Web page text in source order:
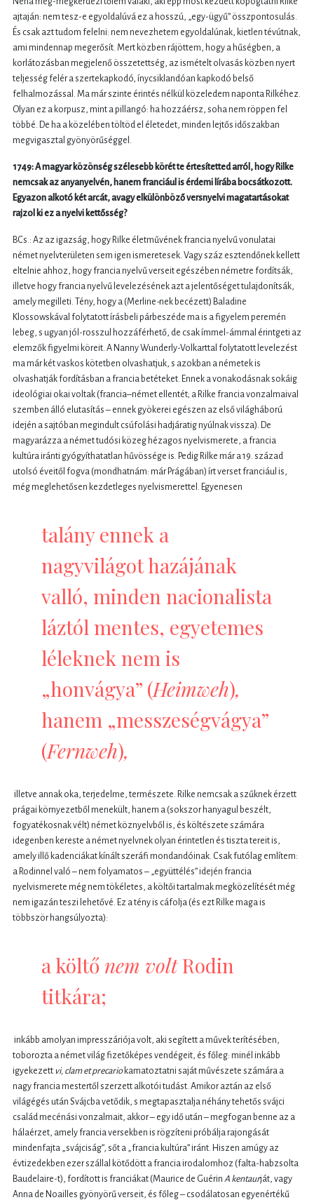
ajtaján: nem tesz-e egyoldalúvá ez a hosszú, „egy-ügyű” összpontosulás.
És csak azt tudom felelni: nem nevezhetem egyoldalúnak, kietlen tévútnak,
ami mindennap megerősít. Mert közben rájöttem, hogy a hűségben, a
korlátozásban megjelenő összetettség, az ismételt olvasás közben nyert
teljesség felér a szertekapkodó, ínycsiklandóan kapkodó belső
felhalmozással. Ma már szinte érintés nélkül közeledem naponta Rilkéhez.
Olyan ez a korpusz, mint a pillangó: ha hozzáérsz, soha nem röppen fel
többé. De ha a közelében töltöd el életedet, minden lejtős időszakban
megvigasztal gyönyörűséggel.
1749: A magyar közönség szélesebb körét te értesítetted arról, hogy Rilke
nemcsak az anyanyelvén, hanem franciául is érdemi lírába bocsátkozott.
Egyazon alkotó két arcát, avagy elkülönböző versnyelvi magatartásokat
rajzol ki ez a nyelvi kettősség?
BCs.: Az az igazság, hogy Rilke életművének francia nyelvű vonulatai
német nyelvterületen sem igen ismeretesek. Vagy száz esztendőnek kellett
eltelnie ahhoz, hogy francia nyelvű verseit egészében németre fordítsák,
illetve hogy francia nyelvű levelezésének azt a jelentőséget tulajdonítsák,
amely megilleti. Tény, hogy a (Merline-nek becézett) Baladine
Klossowskával folytatott írásbeli párbeszéde ma is a figyelem peremén
lebeg, s ugyan jól-rosszul hozzáférhető, de csak ímmel-ámmal érintgeti az
elemzők figyelmi köreit. A Nanny Wunderly-Volkarttal folytatott levelezést
ma már két vaskos kötetben olvashatjuk, s azokban a németek is
olvashatják fordításban a francia betéteket. Ennek a vonakodásnak sokáig
ideológiai okai voltak (francia–német ellentét; a Rilke francia vonzalmaival
szemben álló elutasítás – ennek gyökerei egészen az első világháború
idején a sajtóban megindult csúfolási hadjáratig nyúlnak vissza). De
magyarázza a német tudósi közeg hézagos nyelvismerete, a francia
kultúra iránti gyógyíthatatlan hűvössége is. Pedig Rilke már a 19. század
utolsó éveitől fogva (mondhatnám: már Prágában) írt verset franciául is,
még meglehetősen kezdetleges nyelvismerettel. Egyenesen
talány ennek a
nagyvilágot hazájának
valló, minden nacionalista
láztól mentes, egyetemes
léleknek nem is
„honvágya” (Heimweh),
hanem „messzeségvágya”
(Fernweh),
illetve annak oka, terjedelme, természete. Rilke nemcsak a szűknek érzett
prágai környezetből menekült, hanem a (sokszor hanyagul beszélt,
fogyatékosnak vélt) német köznyelvből is, és költészete számára
idegenben kereste a német nyelvnek olyan érintetlen és tiszta tereit is,
amely illő kadenciákat kínált szeráfi mondandóinak. Csak futólag említem:
a Rodinnel való – nem folyamatos – „együttélés” idején francia
nyelvismerete még nem tökéletes, a költői tartalmak megközelítését még
nem igazán teszi lehetővé. Ez a tény is cáfolja (és ezt Rilke maga is
többször hangsúlyozta):
a költő nem voltRodin
titkára;
inkább amolyan impresszáriója volt, aki segített a művek terítésében,
toborozta a német világ fizetőképes vendégeit, és főleg: minél inkább
igyekezett vi, clam et precariokamatoztatni saját művészete számára a
nagy francia mestertől szerzett alkotói tudást. Amikor aztán az első
világégés után Svájcba vetődik, s megtapasztalja néhány tehetős svájci
család mecénási vonzalmait, akkor – egy idő után – megfogan benne az a
hálaérzet, amely francia versekben is rögzíteni próbálja rajongását
mindenfajta „svájciság”, sőt a „francia kultúra” iránt. Hiszen amúgy az
évtizedekben ezer szállal kötődött a francia irodalomhoz (falta-habzsolta
Baudelaire-t), fordított is franciákat (Maurice de Guérin A kentaurját, vagy
Anna de Noailles gyönyörű verseit, és főleg – csodálatosan egyenértékű